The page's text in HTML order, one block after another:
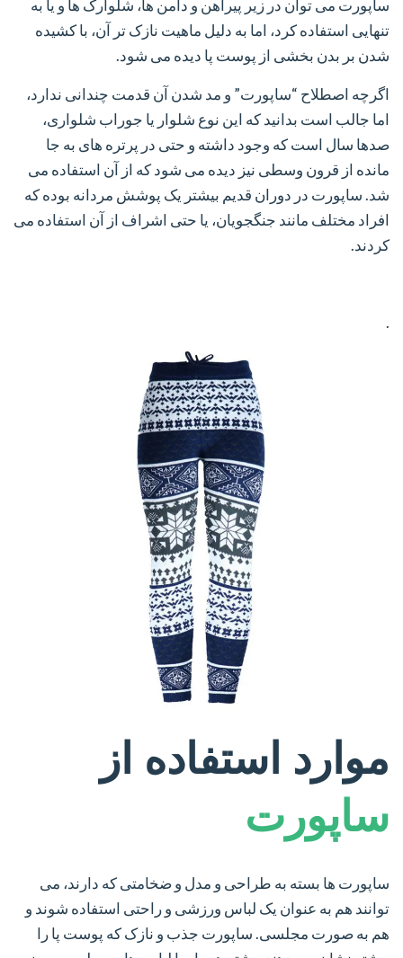
ساپورت می توان در زیر پیراهن و دامن ها، شلوارک ها و یا به
تنهایی استفاده کرد، اما به دلیل ماهیت نازک تر آن، با کشیده
شدن بر بدن بخشی از پوست پا دیده می شود.
اگرچه اصطلاح “ساپورت” و مد شدن آن قدمت چندانی ندارد،
اما جالب است بدانید که این نوع شلوار یا جوراب شلواری،
صدها سال است که وجود داشته و حتی در پرتره های به جا
مانده از قرون وسطی نیز دیده می شود که از آن استفاده می
شد. ساپورت در دوران قدیم بیشتر یک پوشش مردانه بوده که
افراد مختلف مانند جنگجویان، یا حتی اشراف از آن استفاده می
کردند.
.
موارد استفاده از
ساپورت
ساپورت ها بسته به طراحی و مدل و ضخامتی که دارند، می
توانند هم به عنوان یک لباس ورزشی و راحتی استفاده شوند و
هم به صورت مجلسی. ساپورت جذب و نازک که پوست پا را